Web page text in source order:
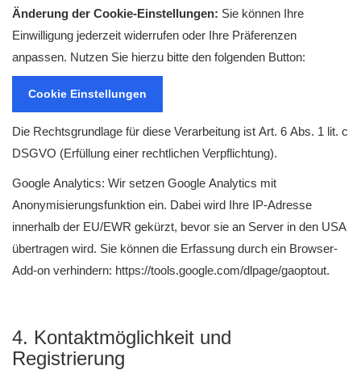
Änderung der Cookie-Einstellungen: Sie können Ihre
Einwilligung jederzeit widerrufen oder Ihre Präferenzen
anpassen. Nutzen Sie hierzu bitte den folgenden Button:
Cookie Einstellungen
Die Rechtsgrundlage für diese Verarbeitung ist Art. 6 Abs. 1 lit. c
DSGVO (Erfüllung einer rechtlichen Verpflichtung).
Google Analytics: Wir setzen Google Analytics mit
Anonymisierungsfunktion ein. Dabei wird Ihre IP-Adresse
innerhalb der EU/EWR gekürzt, bevor sie an Server in den USA
übertragen wird. Sie können die Erfassung durch ein Browser-
Add-on verhindern: https://tools.google.com/dlpage/gaoptout.
4. Kontaktmöglichkeit und
Registrierung